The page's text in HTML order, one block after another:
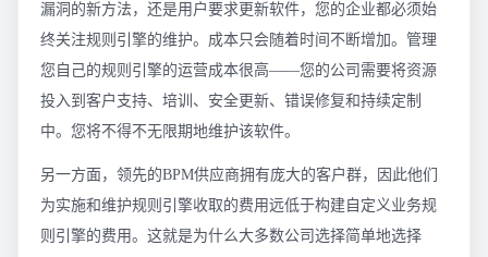
漏洞的新方法，还是用户要求更新软件，您的企业都必须始
终关注规则引擎的维护。成本只会随着时间不断增加。管理
您自己的规则引擎的运营成本很高——您的公司需要将资源
投入到客户支持、培训、安全更新、错误修复和持续定制
中。您将不得不无限期地维护该软件。
另一方面，领先的BPM供应商拥有庞大的客户群，因此他们
为实施和维护规则引擎收取的费用远低于构建自定义业务规
则引擎的费用。这就是为什么大多数公司选择简单地选择